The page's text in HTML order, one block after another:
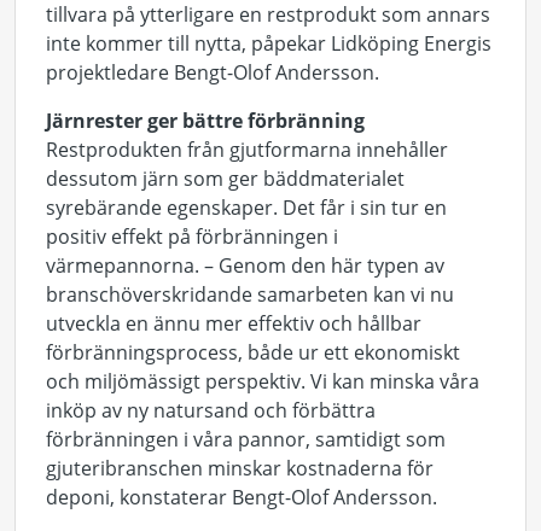
tillvara på ytterligare en restprodukt som annars
inte kommer till nytta, påpekar Lidköping Energis
projektledare Bengt-Olof Andersson.
Järnrester ger bättre förbränning
Restprodukten från gjutformarna innehåller
dessutom järn som ger bäddmaterialet
syrebärande egenskaper. Det får i sin tur en
positiv effekt på förbränningen i
värmepannorna. – Genom den här typen av
branschöverskridande samarbeten kan vi nu
utveckla en ännu mer effektiv och hållbar
förbränningsprocess, både ur ett ekonomiskt
och miljömässigt perspektiv. Vi kan minska våra
inköp av ny natursand och förbättra
förbränningen i våra pannor, samtidigt som
gjuteribranschen minskar kostnaderna för
deponi, konstaterar Bengt-Olof Andersson.